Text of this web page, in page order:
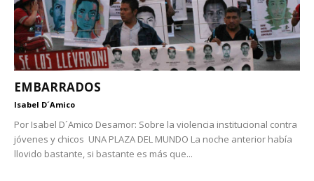
EMBARRADOS
Isabel D´Amico
Por Isabel D´Amico Desamor: Sobre la violencia institucional contra
jóvenes y chicos UNA PLAZA DEL MUNDO La noche anterior había
llovido bastante, si bastante es más que...